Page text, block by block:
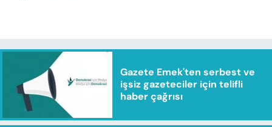
Gazete Emek'ten serbest ve
işsiz gazeteciler için telifli
haber çağrısı